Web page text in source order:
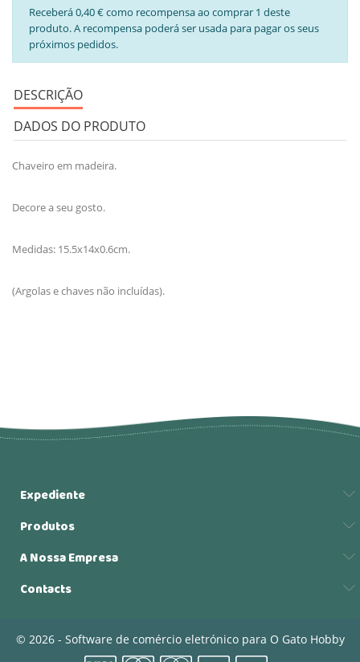
Receberá 0,40 € como recompensa ao comprar 1 deste
produto. A recompensa poderá ser usada para pagar os seus
próximos pedidos.
DESCRIÇÃO
DADOS DO PRODUTO
Chaveiro em madeira.
Decore a seu gosto.
Medidas: 15.5x14x0.6cm.
(Argolas e chaves não incluídas).
Expediente
Produtos
A Nossa Empresa
Contacts
© 2026 - Software de comércio eletrónico para O Gato Hobby